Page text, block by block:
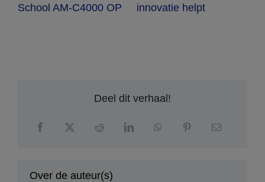
School AM-C4000 OP
innovatie helpt
Deel dit verhaal!
Over de auteur(s)